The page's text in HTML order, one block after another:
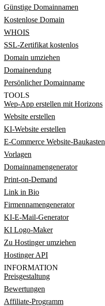
Günstige Domainnamen
Kostenlose Domain
WHOIS
SSL-Zertifikat kostenlos
Domain umziehen
Domainendung
Persönlicher Domainname
TOOLS
Wep-App erstellen mit Horizons
Website erstellen
KI-Website erstellen
E-Commerce Website-Baukasten
Vorlagen
Domainnamengenerator
Print-on-Demand
Link in Bio
Firmennamengenerator
KI-E-Mail-Generator
KI Logo-Maker
Zu Hostinger umziehen
Hostinger API
INFORMATION
Preisgestaltung
Bewertungen
Affiliate-Programm